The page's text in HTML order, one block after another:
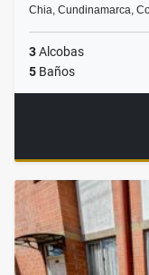
Chia, Cundinamarca,
3Alcobas
5 Baños